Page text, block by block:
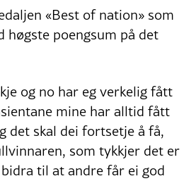
«Best of nation» som
høgste poengsum på det
og no har eg verkelig fått
mine har alltid fått
det skal dei fortsetje å få,
som tykkjer det er
til at andre får ei god